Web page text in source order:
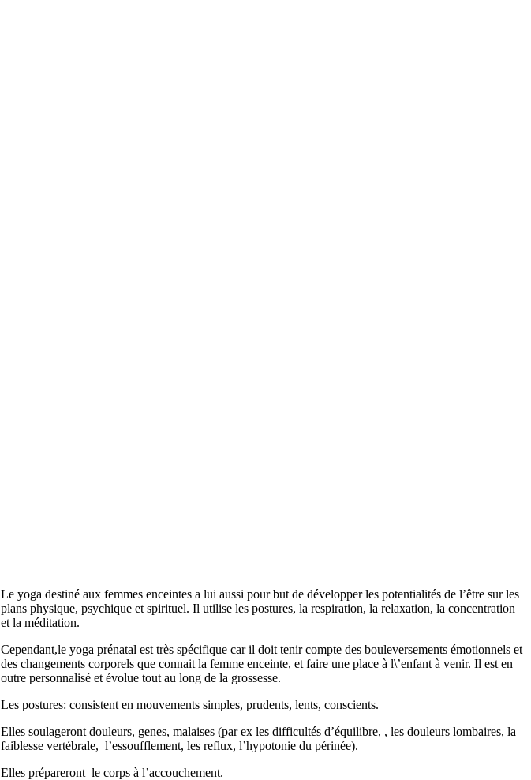
Le yoga destiné aux femmes enceintes a lui aussi pour but de développer les potentialités de l’être sur les
plans physique, psychique et spirituel. Il utilise les postures, la respiration, la relaxation, la concentration
et la méditation.
Cependant,le yoga prénatal est très spécifique car il doit tenir compte des bouleversements émotionnels et
des changements corporels que connait la femme enceinte, et faire une place à l\’enfant à venir. Il est en
outre personnalisé et évolue tout au long de la grossesse.
Les postures: consistent en mouvements simples, prudents, lents, conscients.
Elles soulageront douleurs, genes, malaises (par ex les difficultés d’équilibre, , les douleurs lombaires, la
faiblesse vertébrale, l’essoufflement, les reflux, l’hypotonie du périnée).
Elles prépareront le corps à l’accouchement.